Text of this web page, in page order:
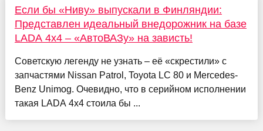
Если бы «Ниву» выпускали в Финляндии:
Представлен идеальный внедорожник на базе
LADA 4x4 – «АвтоВАЗу» на зависть!
Советскую легенду не узнать – её «скрестили» с
запчастями Nissan Patrol, Toyota LC 80 и Mercedes-
Benz Unimog. Очевидно, что в серийном исполнении
такая LADA 4x4 стоила бы ...